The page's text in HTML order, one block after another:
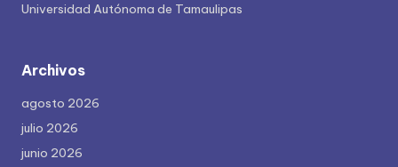
Universidad Autónoma de Tamaulipas
Archivos
agosto 2026
julio 2026
junio 2026